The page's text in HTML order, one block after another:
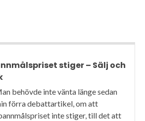
stiger – Sälj och
behövde inte vänta länge sedan
förra debattartikel, om att
inte stiger, till det att